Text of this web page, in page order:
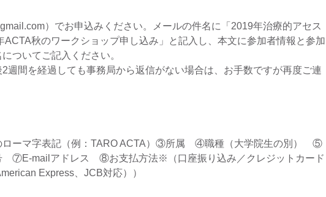
）でお申込みください。メールの件名に「2019年治療的アセス
ACTA秋のワークショップ申し込み」と記入し、本文に参加者情報と参加
ついてご記入ください。
週間を経過しても事務局から返信がない場合は、お手数ですが再度ご連
ーマ字表記（例：TARO ACTA）③所属　④職種（大学院生の別）　⑤
⑦E-mailアドレス　⑧お支払方法※（口座振り込み／クレジットカード
Express、JCB対応））